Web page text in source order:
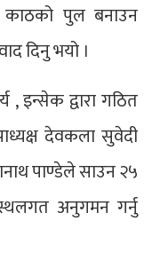
पुल बनाउन
दिनु भयो ।
, इन्सेक द्वारा गठित
देवकला सुवेदी
पाण्डेले साउन २५
अनुगमन गर्नु